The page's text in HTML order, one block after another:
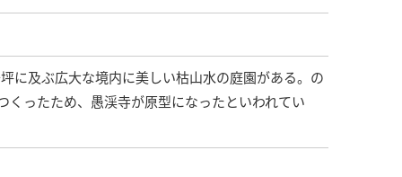
に及ぶ広大な境内に美しい枯山水の庭園がある。の
くったため、愚渓寺が原型になったといわれてい